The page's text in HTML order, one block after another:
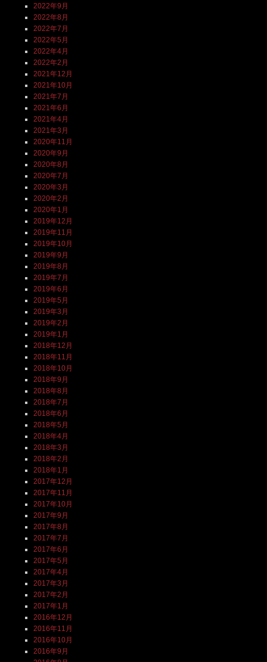
2022年9月
2022年8月
2022年7月
2022年5月
2022年4月
2022年2月
2021年12月
2021年10月
2021年7月
2021年6月
2021年4月
2021年3月
2020年11月
2020年9月
2020年8月
2020年7月
2020年3月
2020年2月
2020年1月
2019年12月
2019年11月
2019年10月
2019年9月
2019年8月
2019年7月
2019年6月
2019年5月
2019年3月
2019年2月
2019年1月
2018年12月
2018年11月
2018年10月
2018年9月
2018年8月
2018年7月
2018年6月
2018年5月
2018年4月
2018年3月
2018年2月
2018年1月
2017年12月
2017年11月
2017年10月
2017年9月
2017年8月
2017年7月
2017年6月
2017年5月
2017年4月
2017年3月
2017年2月
2017年1月
2016年12月
2016年11月
2016年10月
2016年9月